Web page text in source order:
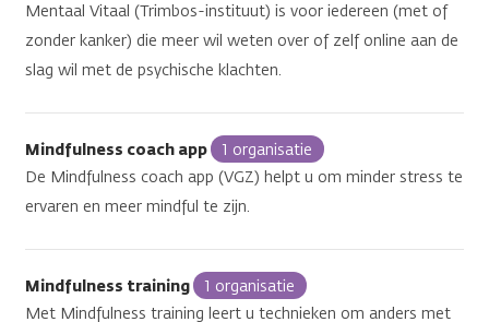
Mentaal Vitaal (Trimbos-instituut) is voor iedereen (met of
zonder kanker) die meer wil weten over of zelf online aan de
slag wil met de psychische klachten.
Mindfulness coach app
1 organisatie
De Mindfulness coach app (VGZ) helpt u om minder stress te
ervaren en meer mindful te zijn.
Mindfulness training
1 organisatie
Met Mindfulness training leert u technieken om anders met